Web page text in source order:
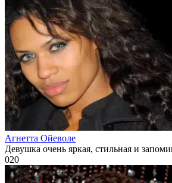
Агнетта Ойеволе
Девушка очень яркая, стильная и
020